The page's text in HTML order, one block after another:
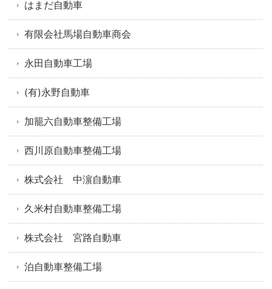
はまだ自動車
有限会社馬場自動車商会
永田自動車工場
(有)永野自動車
加籠六自動車整備工場
西川原自動車整備工場
株式会社 中濵自動車
久米村自動車整備工場
株式会社 宮路自動車
泊自動車整備工場